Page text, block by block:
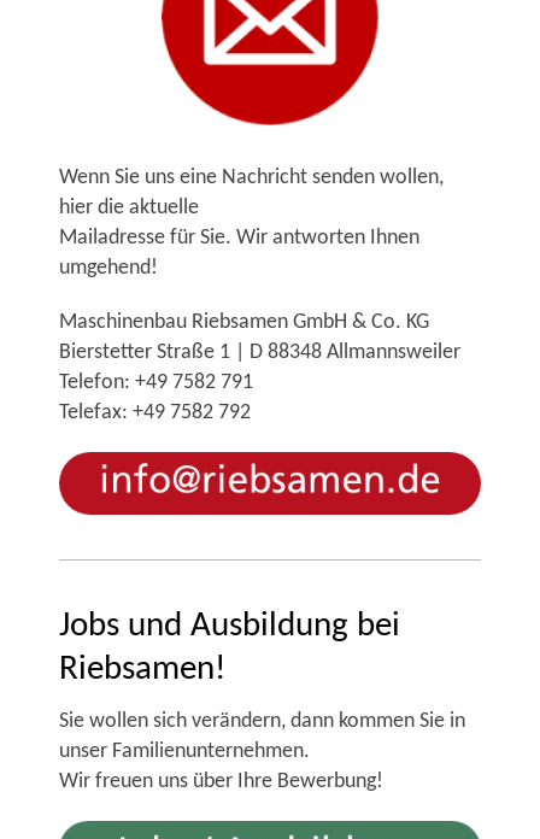
Wenn Sie uns eine Nachricht senden wollen,
hier die aktuelle
Mailadresse für Sie. Wir antworten Ihnen
umgehend!
Maschinenbau Riebsamen GmbH & Co. KG
Bierstetter Straße 1 | D 88348 Allmannsweiler
Telefon: +49 7582 791
Telefax: +49 7582 792
Jobs und Ausbildung bei
Riebsamen!
Sie wollen sich verändern, dann kommen Sie in
unser Familienunternehmen.
Wir freuen uns über Ihre Bewerbung!